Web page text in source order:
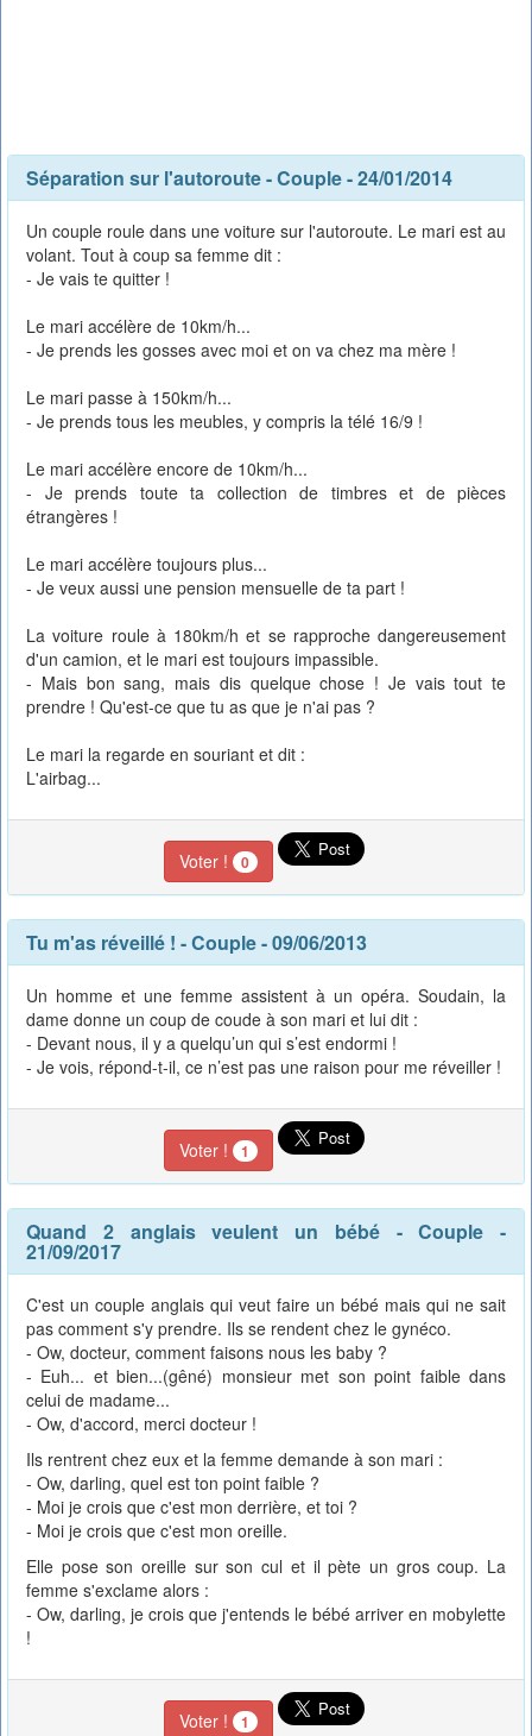
Séparation sur l'autoroute-Couple- 24/01/2014
Un couple roule dans une voiture sur l'autoroute. Le mari est au
volant. Tout à coup sa femme dit :
- Je vais te quitter !
Le mari accélère de 10km/h...
- Je prends les gosses avec moi et on va chez ma mère !
Le mari passe à 150km/h...
- Je prends tous les meubles, y compris la télé 16/9 !
Le mari accélère encore de 10km/h...
- Je prends toute ta collection de timbres et de pièces
étrangères !
Le mari accélère toujours plus...
- Je veux aussi une pension mensuelle de ta part !
La voiture roule à 180km/h et se rapproche dangereusement
d'un camion, et le mari est toujours impassible.
- Mais bon sang, mais dis quelque chose ! Je vais tout te
prendre ! Qu'est-ce que tu as que je n'ai pas ?
Le mari la regarde en souriant et dit :
L'airbag...
Voter ! 0
Tu m'as réveillé ! -Couple- 09/06/2013
Un homme et une femme assistent à un opéra. Soudain, la
dame donne un coup de coude à son mari et lui dit :
- Devant nous, il y a quelqu’un qui s’est endormi !
- Je vois, répond-t-il, ce n’est pas une raison pour me réveiller !
Voter ! 1
Quand 2 anglais veulent un bébé-Couple -
21/09/2017
C'est un couple anglais qui veut faire un bébé mais qui ne sait
pas comment s'y prendre. Ils se rendent chez le gynéco.
- Ow, docteur, comment faisons nous les baby ?
- Euh... et bien...(gêné) monsieur met son point faible dans
celui de madame...
- Ow, d'accord, merci docteur !
Ils rentrent chez eux et la femme demande à son mari :
- Ow, darling, quel est ton point faible ?
- Moi je crois que c'est mon derrière, et toi ?
- Moi je crois que c'est mon oreille.
Elle pose son oreille sur son cul et il pète un gros coup. La
femme s'exclame alors :
- Ow, darling, je crois que j'entends le bébé arriver en mobylette
!
Voter ! 1